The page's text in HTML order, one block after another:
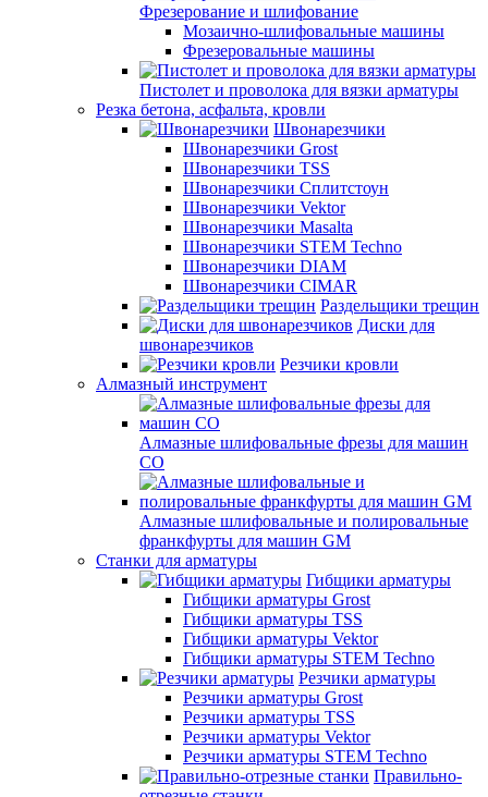
Фрезерование и шлифование
Мозаично-шлифовальные машины
Фрезеровальные машины
Пистолет и проволока для вязки арматуры
Резка бетона, асфальта, кровли
Швонарезчики
Швонарезчики Grost
Швонарезчики TSS
Швонарезчики Сплитстоун
Швонарезчики Vektor
Швонарезчики Masalta
Швонарезчики STEM Techno
Швонарезчики DIAM
Швонарезчики CIMAR
Раздельщики трещин
Диски для
швонарезчиков
Резчики кровли
Алмазный инструмент
Алмазные шлифовальные фрезы для машин
СО
Алмазные шлифовальные и полировальные
франкфурты для машин GM
Станки для арматуры
Гибщики арматуры
Гибщики арматуры Grost
Гибщики арматуры TSS
Гибщики арматуры Vektor
Гибщики арматуры STEM Techno
Резчики арматуры
Резчики арматуры Grost
Резчики арматуры TSS
Резчики арматуры Vektor
Резчики арматуры STEM Techno
Правильно-